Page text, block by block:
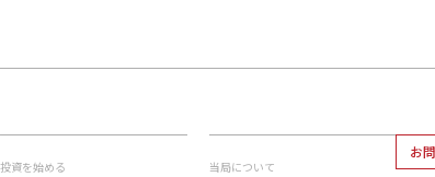
お
投資を始める 当局について